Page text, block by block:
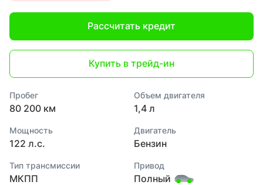
Рассчитать кредит
Купить в трейд-ин
Пробег
80 200 км
Объем двигателя
1,4 л
Мощность
122 л.с.
Двигатель
Бензин
Тип трансмиссии
МКПП
Привод
Полный